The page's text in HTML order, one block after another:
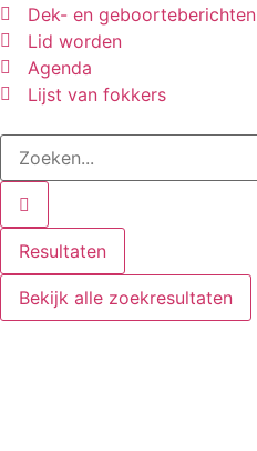
Dek- en geboorteberichten
Lid worden
Agenda
Lijst van fokkers
Resultaten
Bekijk alle zoekresultaten